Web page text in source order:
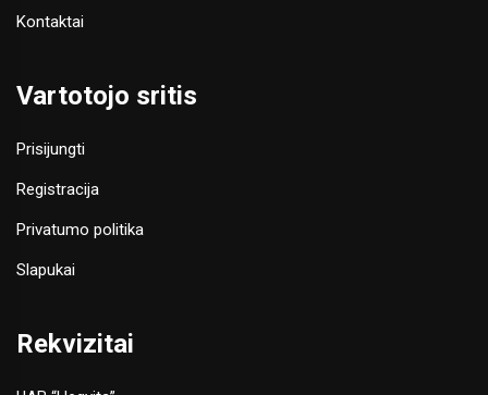
Kontaktai
Vartotojo sritis
Prisijungti
Registracija
Privatumo politika
Slapukai
Rekvizitai